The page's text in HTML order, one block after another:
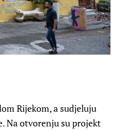
Rijekom, a sudjeluju
Na otvorenju su projekt